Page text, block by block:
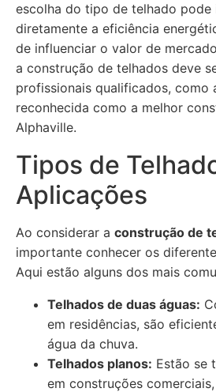
escolha do tipo de telhado pode
diretamente a eficiência
de influenciar o valor de
a construção de telhados deve
profissionais qualificados, como
reconhecida como a melhor
Alphaville.
Tipos de
Aplicações
Ao considerar a construção de
importante conhecer os
Aqui estão alguns dos mais
Telhados de duas águas:
em residências, são
água da chuva.
Telhados planos: Estão se
em construções